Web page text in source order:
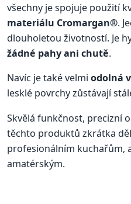
všechny je spojuje použití
materiálu Cromargan®.
dlouholetou životností. Je
žádné pahy ani chutě.
Navíc je také velmi odolná
lesklé povrchy zůstávají
Skvělá funkčnost, precizní
těchto produktů zkrátka
profesionálním kuchařům,
amatérským.